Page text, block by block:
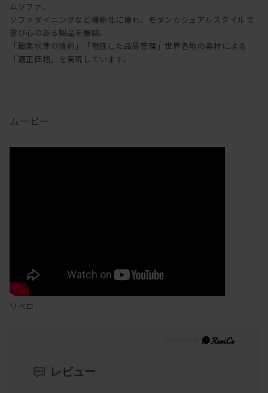
ムソファ、
ソファダイニングなど機能性に優れ、モダンカジュアルスタイルで
遊び心のある製品を展開。
「最高水準の技術」「徹底した品質管理」世界各地の素材による
「適正価格」を実現しています。
ムービー
リベロ
レビュー